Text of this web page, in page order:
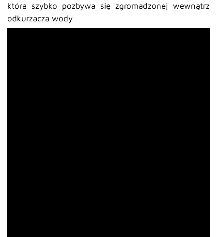
która szybko pozbywa się zgromadzonej wewnątrz
odkurzacza wody